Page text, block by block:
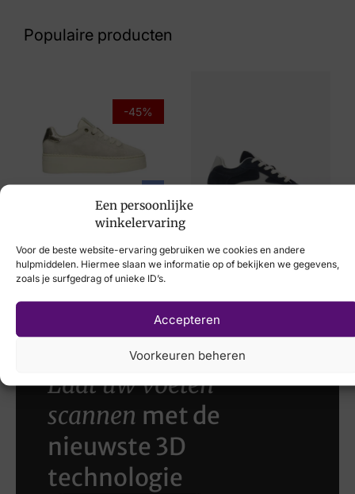
Een persoonlijke
winkelervaring
Voor de beste website-ervaring gebruiken we cookies en andere
hulpmiddelen. Hiermee slaan we informatie op of bekijken we gegevens,
zoals je surfgedrag of unieke ID’s.
Accepteren
Voorkeuren beheren
Gabor
Artikelnummer
32.711.46
Breedtemaat
H
Populaire producten
-45%
59,95
VIA VAI
Laat uw voeten
scannen met de
nieuwste 3D
technologie